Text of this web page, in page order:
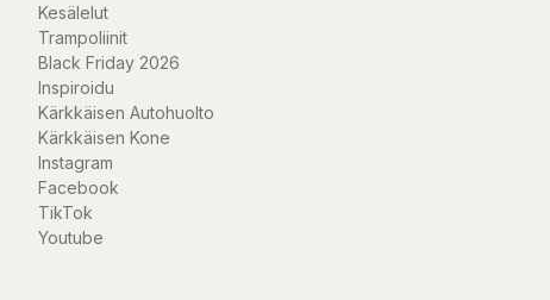
Kesälelut
Trampoliinit
Black Friday 2026
Inspiroidu
Kärkkäisen Autohuolto
Kärkkäisen Kone
Instagram
Facebook
TikTok
Youtube